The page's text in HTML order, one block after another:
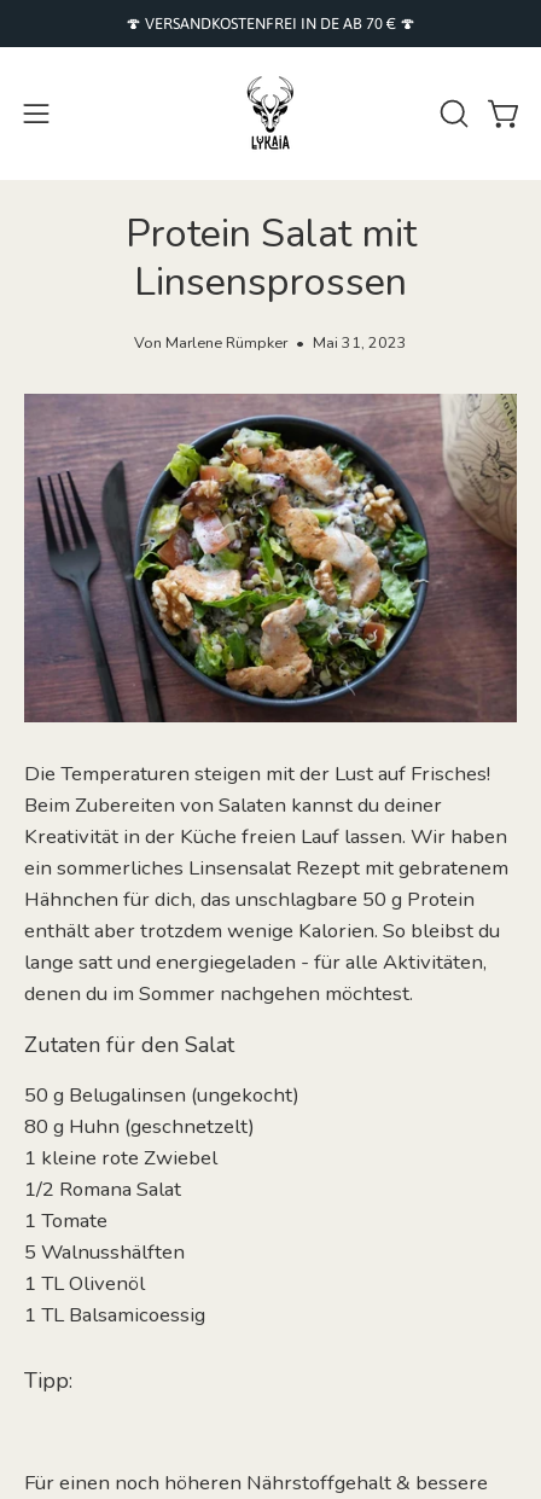
überspringen
🍄 VERSANDKOSTENFREI IN DE AB 70 € 🍄
Navigationsmenü
Protein Salat mit
Linsensprossen
Von Marlene Rümpker Mai 31, 2023
Die Temperaturen steigen mit der Lust auf Frisches!
Beim Zubereiten von Salaten kannst du deiner
Kreativität in der Küche freien Lauf lassen. Wir haben
ein sommerliches Linsensalat Rezept mit gebratenem
Hähnchen für dich, das unschlagbare 50 g Protein
enthält aber trotzdem wenige Kalorien. So bleibst du
lange satt und energiegeladen - für alle Aktivitäten,
denen du im Sommer nachgehen möchtest.
Zutaten für den Salat
50 g Belugalinsen (ungekocht)
80 g Huhn (geschnetzelt)
1 kleine rote Zwiebel
1/2 Romana Salat
1 Tomate
5 Walnusshälften
1 TL Olivenöl
1 TL Balsamicoessig
Tipp:
Für einen noch höheren Nährstoffgehalt& bessere